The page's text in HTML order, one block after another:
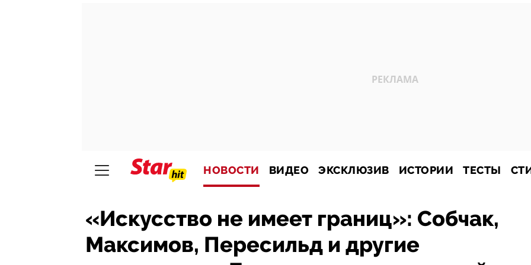
НОВОСТИ ВИДЕО ЭКСКЛЮЗИВ ИСТОРИИ ТЕСТЫ
«Искусство не имеет границ»: Собчак,
Максимов, Пересильд и другие